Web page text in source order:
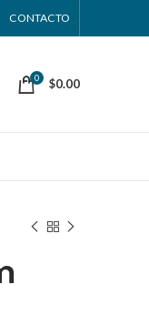
CONTACTO
0 $0.00